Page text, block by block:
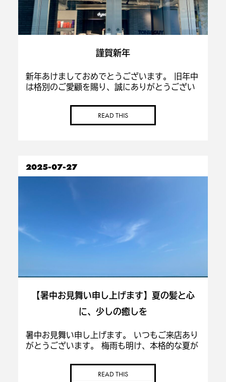
送
謹賀新年
新年あけましておめでとうございます。 旧年中
は格別のご愛顧を賜り、誠にありがとうござい
い年を迎えられましたこと、心より感謝申し上
げます。 本年も一人ひとりのお悩みやご要望に
READ THIS
2025-07-27
【暑中お見舞い申し上げます】夏の髪と心
に、少しの癒しを
暑中お見舞い申し上げます。 いつもご来店あり
がとうございます。 梅雨も明け、本格的な夏が
しく、体調管理が難しい季節ですが、みなさま
いかがお過ごしでしょうか？ 紫外線や汗、冷房
READ THIS